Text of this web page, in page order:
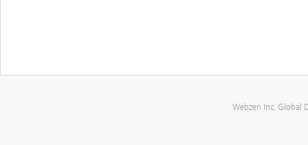
Webzen Inc. Global